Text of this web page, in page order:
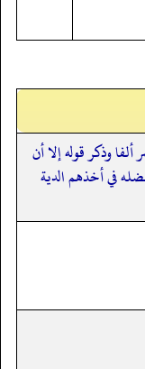
وذكر قوله إلا أن
في أخذهم الدية